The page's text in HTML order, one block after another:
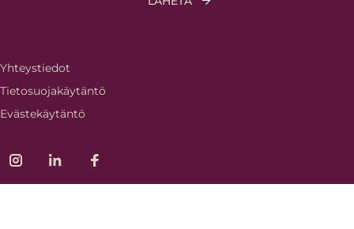
Yhteystiedot
Tietosuojakäytäntö
Evästekäytäntö